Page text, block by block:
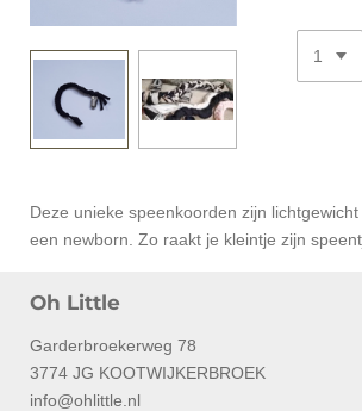
Deze unieke speenkoorden zijn
een newborn. Zo raakt je kleintje zijn
Oh Little
Garderbroekerweg 78
3774 JG KOOTWIJKERBROEK
info@ohlittle.nl